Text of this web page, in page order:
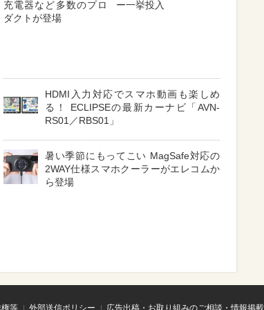
充電器など多数のプロ
ダクトが登場
ー一挙投入
HDMI入力対応でスマホ動画も楽しめ
る！ ECLIPSEの最新カーナビ「AVN-
RS01／RBS01」
暑い季節にもってこい MagSafe対応の
2WAY仕様スマホクーラーがエレコムか
ら登場
等 外部送信ポリシー 広告出稿・お取り組みのご相談・情報掲